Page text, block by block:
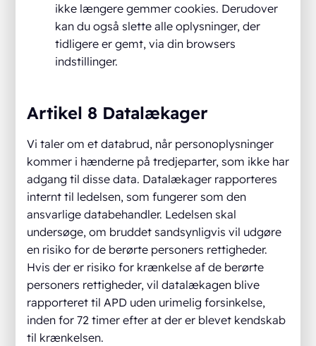
ikke længere gemmer cookies. Derudover
kan du også slette alle oplysninger, der
tidligere er gemt, via din browsers
indstillinger.
Artikel 8 Datalækager
Vi taler om et databrud, når personoplysninger
kommer i hænderne på tredjeparter, som ikke har
adgang til disse data. Datalækager rapporteres
internt til ledelsen, som fungerer som den
ansvarlige databehandler. Ledelsen skal
undersøge, om bruddet sandsynligvis vil udgøre
en risiko for de berørte personers rettigheder.
Hvis der er risiko for krænkelse af de berørte
personers rettigheder, vil datalækagen blive
rapporteret til APD uden urimelig forsinkelse,
inden for 72 timer efter at der er blevet kendskab
til krænkelsen.